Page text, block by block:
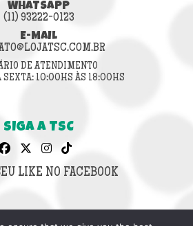
WHATSAPP
(11) 93222-0123
E-MAIL
DE ATENDIMENTO
SEXTA: 10:00HS ÀS 18:00HS
SIGA A TSC
LIKE NO FACEBOOK